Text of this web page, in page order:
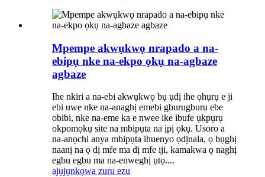
Mpempe akwụkwọ nrapado a na-
ebipụ nke na-ekpo ọkụ na-agbaze
agbaze
Ihe nkiri a na-ebi akwụkwọ bụ ụdị ihe ọhụrụ e ji
ebi uwe nke na-anaghị emebi gburugburu ebe
obibi, nke na-eme ka e nwee ike ibufe ụkpụrụ
okpomọkụ site na mbipụta na ịpị ọkụ. Usoro a
na-anọchi anya mbipụta ihuenyo ọdịnala, ọ bụghị
naanị na ọ dị mfe ma dị mfe iji, kamakwa ọ naghị
egbu egbu ma na-enweghị ụtọ....
ajụjụnkọwa zuru ezu